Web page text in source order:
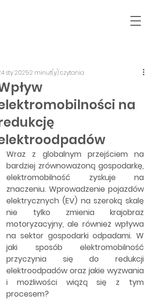
na
sty 20252 minut(y) czytania
Wraz z globalnym przejściem na
bardziej zrównoważoną gospodarkę,
elektromobilność zyskuje na
znaczeniu. Wprowadzenie pojazdów
elektrycznych (EV) na szeroką skalę
nie tylko zmienia krajobraz
motoryzacyjny, ale również wpływa
na sektor gospodarki odpadami. W
jaki sposób elektromobilność
przyczynia się do redukcji
elektroodpadów oraz jakie wyzwania
i możliwości wiążą się z tym
procesem?